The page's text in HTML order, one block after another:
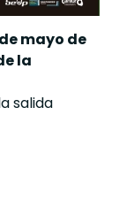
mayo de
la
salida